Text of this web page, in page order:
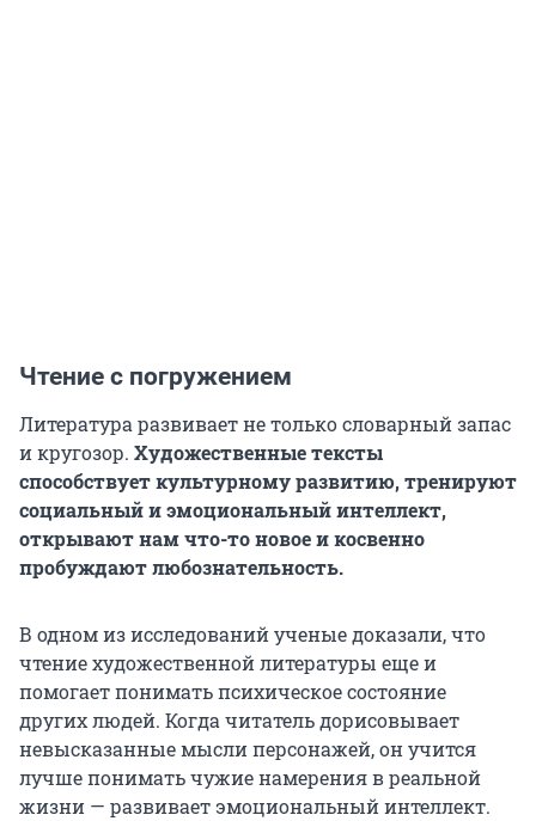
Чтение с погружением
Литература развивает не только словарный запас
и кругозор. Художественные тексты
способствует культурному развитию, тренируют
социальный и эмоциональный интеллект,
открывают нам что-то новое и косвенно
пробуждают любознательность.
В одном из исследований ученые доказали, что
чтение художественной литературы еще и
помогает понимать психическое состояние
других людей. Когда читатель дорисовывает
невысказанные мысли персонажей, он учится
лучше понимать чужие намерения в реальной
жизни — развивает эмоциональный интеллект.